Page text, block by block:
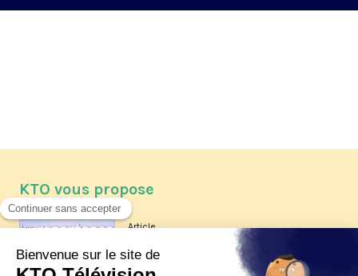
KTO vous propose
Article
Les reportages d'été 2026 de KTO